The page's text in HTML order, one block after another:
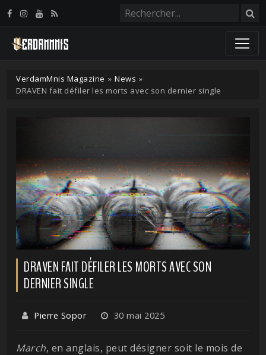
VerdamMnis Magazine » News »
DRAVEN fait défiler les morts avec son dernier single
DRAVEN FAIT DÉFILER LES MORTS AVEC SON
DERNIER SINGLE
Pierre Sopor 30 mai 2025
March, en anglais, peut désigner soit le mois de
Panneau de gestion des cookies